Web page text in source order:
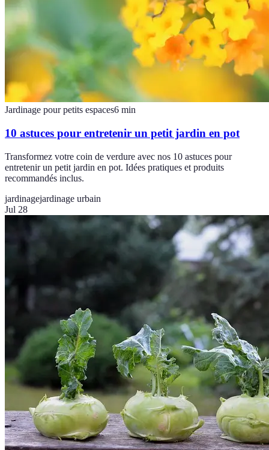
Jardinage pour petits espaces6 min
10 astuces pour entretenir un petit jardin en pot
Transformez votre coin de verdure avec nos 10 astuces pour
entretenir un petit jardin en pot. Idées pratiques et produits
recommandés inclus.
jardinagejardinage urbain
Jul 28